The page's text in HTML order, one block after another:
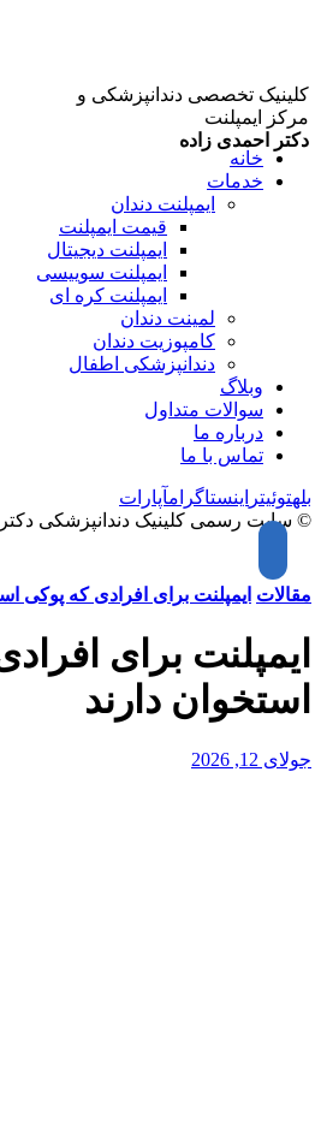
کلینیک تخصصی دندانپزشکی و
مرکز ایمپلنت
دکتر احمدی زاده
خانه
خدمات
ایمپلنت دندان
قیمت ایمپلنت
ایمپلنت دیجیتال
ایمپلنت سوییسی
ایمپلنت کره ای
لمینت دندان
کامپوزیت دندان
دندانپزشکی اطفال
وبلاگ
سوالات متداول
درباره ما
تماس با ما
بلهتوئیتر اینستاگرامآپارات
© سایت رسمی کلینیک دندانپزشکی
مقالات ایمپلنت برای افرادی که پوکی
ایمپلنت برای
استخوان دارند
جولای 12, 2026